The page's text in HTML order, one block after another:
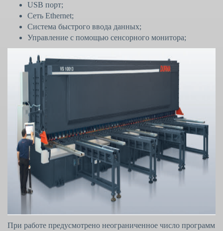
USB порт;
Сеть Ethernet;
Система быстрого ввода данных;
Управление с помощью сенсорного монитора;
При работе предусмотрено неограниченное число программ